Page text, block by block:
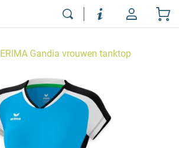
ERIMA Gandia vrouwen tanktop